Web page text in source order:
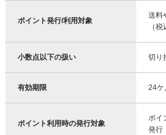
ポイント発行/利用対象
送料
（税
小数点以下の扱い 切り
有効期限 24ケ
ポイント利用時の発行対象
ポイ
発行